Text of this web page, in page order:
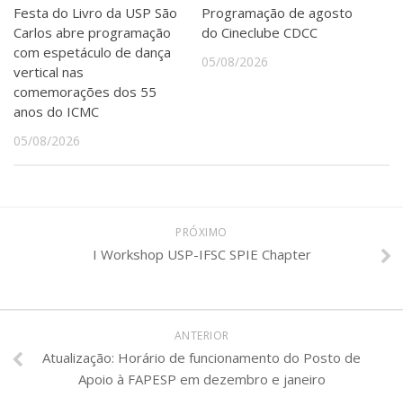
Festa do Livro da USP São
Carlos abre programação
com espetáculo de dança
vertical nas
comemorações dos 55
anos do ICMC
05/08/2026
Programação de agosto
do Cineclube CDCC
05/08/2026
PRÓXIMO
I Workshop USP-IFSC SPIE Chapter
ANTERIOR
Atualização: Horário de funcionamento do Posto de
Apoio à FAPESP em dezembro e janeiro